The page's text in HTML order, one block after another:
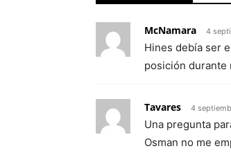
McNamara 4
Hines debía ser
posición durante
Tavares 4
Una pregunta
Osman no me